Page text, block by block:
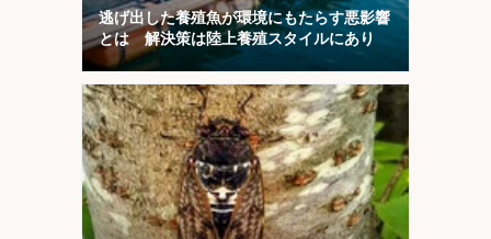
逃げ出した養殖魚が環境にもたらす悪影響
とは 解決策は陸上養殖スタイルにあり